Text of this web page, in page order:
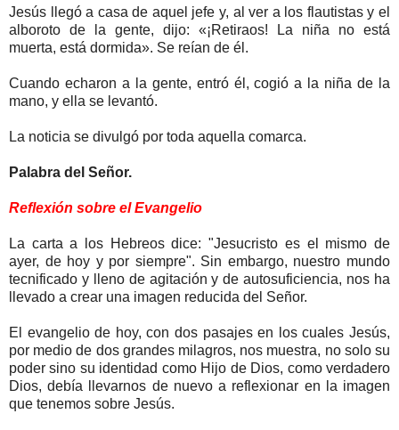
Jesús llegó a casa de aquel jefe y, al ver a los flautistas y el
alboroto de la gente, dijo: «¡Retiraos! La niña no está
muerta, está dormida». Se reían de él.
Cuando echaron a la gente, entró él, cogió a la niña de la
mano, y ella se levantó.
La noticia se divulgó por toda aquella comarca.
Palabra del Señor.
Reflexión sobre el Evangelio
La carta a los Hebreos dice: "Jesucristo es el mismo de
ayer, de hoy y por siempre". Sin embargo, nuestro mundo
tecnificado y lleno de agitación y de autosuficiencia, nos ha
llevado a crear una imagen reducida del Señor.
El evangelio de hoy, con dos pasajes en los cuales Jesús,
por medio de dos grandes milagros, nos muestra, no solo su
poder sino su identidad como Hijo de Dios, como verdadero
Dios, debía llevarnos de nuevo a reflexionar en la imagen
que tenemos sobre Jesús.